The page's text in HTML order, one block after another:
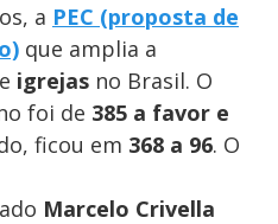
a PEC (proposta de
que amplia a
igrejas no Brasil. O
foi de 385 a favor e
ficou em 368 a 96. O
Marcelo Crivella